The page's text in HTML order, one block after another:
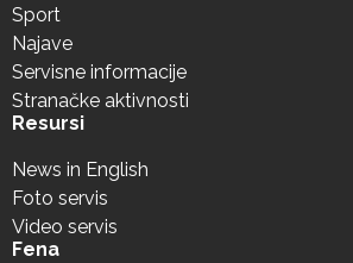
Sport
Najave
Servisne informacije
Stranačke aktivnosti
Resursi
News in English
Foto servis
Video servis
Fena